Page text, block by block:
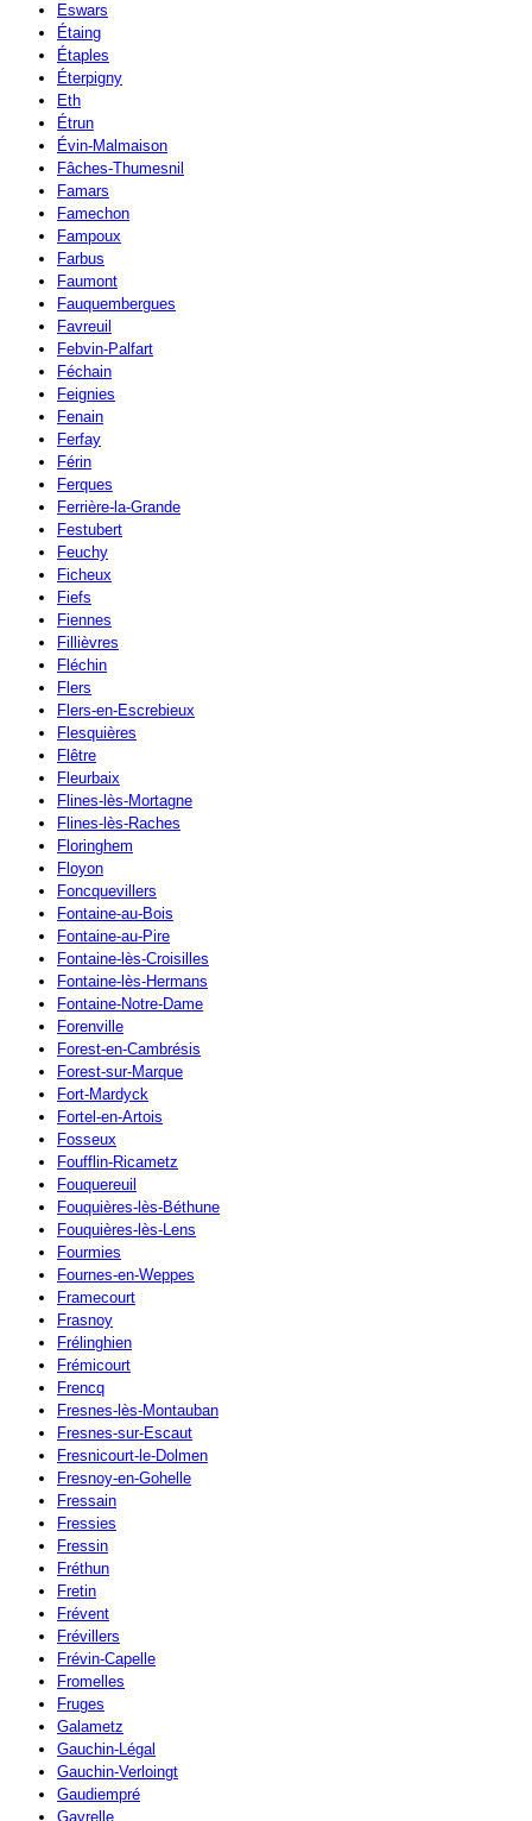
Eswars
Étaing
Étaples
Éterpigny
Eth
Étrun
Évin-Malmaison
Fâches-Thumesnil
Famars
Famechon
Fampoux
Farbus
Faumont
Fauquembergues
Favreuil
Febvin-Palfart
Féchain
Feignies
Fenain
Ferfay
Férin
Ferques
Ferrière-la-Grande
Festubert
Feuchy
Ficheux
Fiefs
Fiennes
Fillièvres
Fléchin
Flers
Flers-en-Escrebieux
Flesquières
Flêtre
Fleurbaix
Flines-lès-Mortagne
Flines-lès-Raches
Floringhem
Floyon
Foncquevillers
Fontaine-au-Bois
Fontaine-au-Pire
Fontaine-lès-Croisilles
Fontaine-lès-Hermans
Fontaine-Notre-Dame
Forenville
Forest-en-Cambrésis
Forest-sur-Marque
Fort-Mardyck
Fortel-en-Artois
Fosseux
Foufflin-Ricametz
Fouquereuil
Fouquières-lès-Béthune
Fouquières-lès-Lens
Fourmies
Fournes-en-Weppes
Framecourt
Frasnoy
Frélinghien
Frémicourt
Frencq
Fresnes-lès-Montauban
Fresnes-sur-Escaut
Fresnicourt-le-Dolmen
Fresnoy-en-Gohelle
Fressain
Fressies
Fressin
Fréthun
Fretin
Frévent
Frévillers
Frévin-Capelle
Fromelles
Fruges
Galametz
Gauchin-Légal
Gauchin-Verloingt
Gaudiempré
Gavrelle